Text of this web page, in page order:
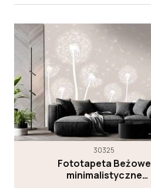
30325
Fototapeta Beżowe
minimalistyczne